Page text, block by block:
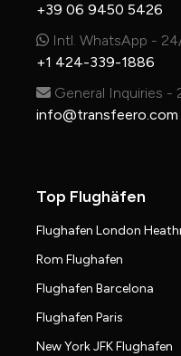
+39 06 9450 5426
Intl. WhatsApp -
+1 424-339-1886
General Inquiries -
info@transfeero.com
Top Flughäfen
Flughafen London
Rom Flughafen
Flughafen Barcelona
Flughafen Paris
New York JFK Flughafen